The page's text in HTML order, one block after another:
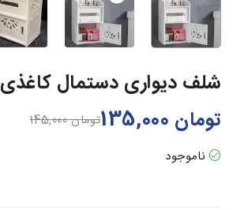
شلف دیواری دستمال کاغذی
تومان145,000 تومان
ناموجود